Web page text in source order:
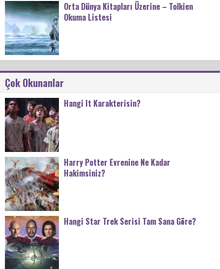
Orta Dünya Kitapları Üzerine – Tolkien
Okuma Listesi
Çok Okunanlar
Hangi It Karakterisin?
Harry Potter Evrenine Ne Kadar
Hakimsiniz?
Hangi Star Trek Serisi Tam Sana Göre?